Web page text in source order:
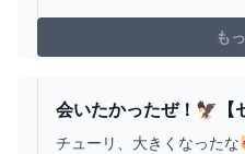
記載させて頂きます#使う
小ネタ#裏技#ぶらリンク
も
会いたかったぜ！🦅【
オブ ザ キングダム】
チューリ、大きくなった